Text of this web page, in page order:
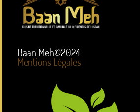
Baan Meh©2024
Mentions Légales